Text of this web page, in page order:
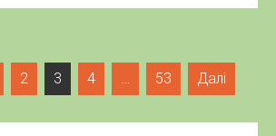
2 3 4 … 53 Далі